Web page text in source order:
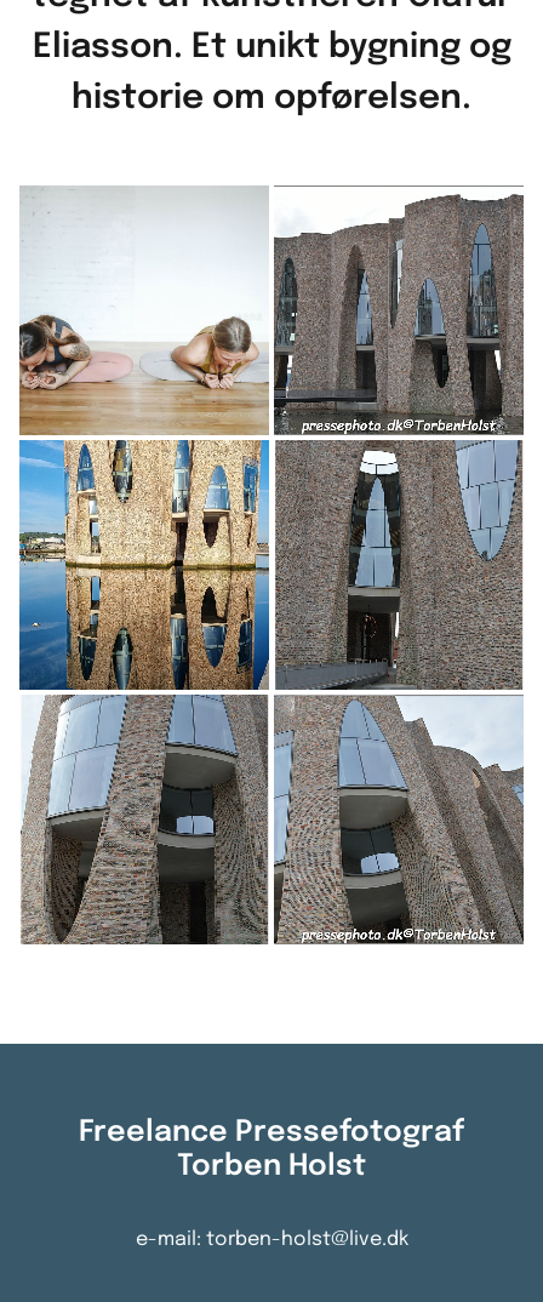
Eliasson. Et unikt bygning og
historie om opførelsen.
Freelance Pressefotograf
Torben Holst
e-mail: torben-holst@live.dk